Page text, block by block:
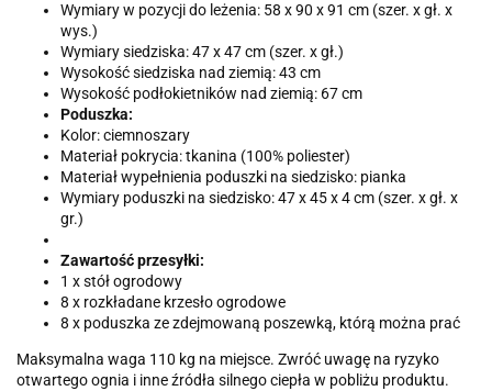
Wymiary w pozycji do leżenia: 58 x 90 x 91 cm (szer. x gł. x
wys.)
Wymiary siedziska: 47 x 47 cm (szer. x gł.)
Wysokość siedziska nad ziemią: 43 cm
Wysokość podłokietników nad ziemią: 67 cm
Poduszka:
Kolor: ciemnoszary
Materiał pokrycia: tkanina (100% poliester)
Materiał wypełnienia poduszki na siedzisko: pianka
Wymiary poduszki na siedzisko: 47 x 45 x 4 cm (szer. x gł. x
gr.)
Zawartość przesyłki:
1 x stół ogrodowy
8 x rozkładane krzesło ogrodowe
8 x poduszka ze zdejmowaną poszewką, którą można prać
Maksymalna waga 110 kg na miejsce. Zwróć uwagę na ryzyko
otwartego ognia i inne źródła silnego ciepła w pobliżu produktu.